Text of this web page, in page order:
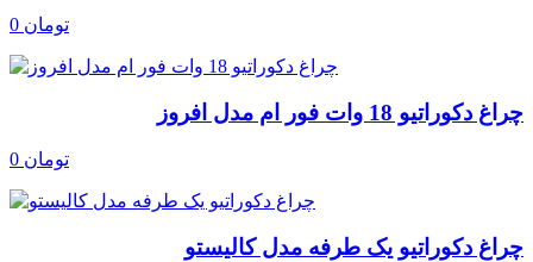
0 تومان
چراغ دکوراتیو 18 وات فور ام مدل افروز
0 تومان
چراغ دکوراتیو یک طرفه مدل کالیستو